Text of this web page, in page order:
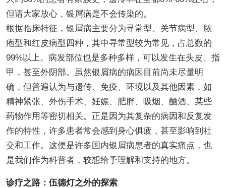
但请大家放心，银屑病是不会传染的。
根据临床特征，银屑病主要分为寻常型、关节病型、脓
疱型和红皮病型四种，其中寻常型较为常见，占总数的
99%以上。病发部位也是多种多样，可以发生在头皮、指
甲，甚至外阴部。虽然银屑病的病因目前尚未尽量明
确，但普遍认为与遗传、免疫、环境以及其他因素，如
精神紧张、外伤手术、妊娠、肥胖、吸烟、酗酒、某些
药物作用等密切相关。正是因为其复杂的病因和反复发
作的特性，许多患者常会感到身心俱疲，甚至影响到社
交和工作。这便是许多国内银屑病患者的真实痛点，也
是我们作为科普者，较想给予理解和支持的地方。
诊疗之路：伍德灯之外的探索